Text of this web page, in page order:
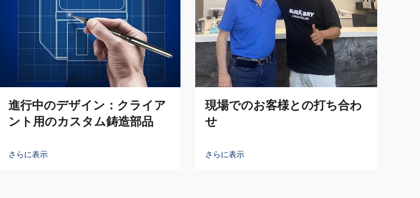
進行中のデザイン：クライア
ント用のカスタム鋳造部品
さらに表示
現場でのお客様との打ち合わ
せ
さらに表示